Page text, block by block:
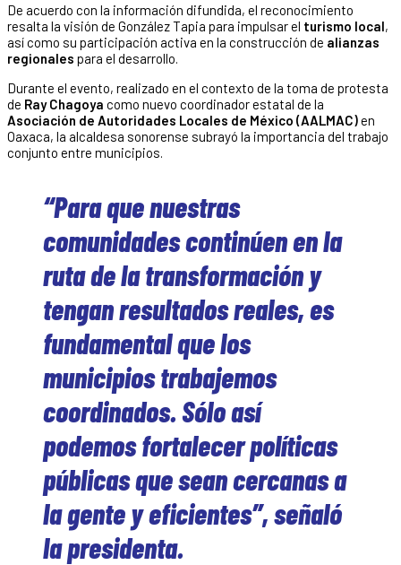
De acuerdo con la información difundida, el reconocimiento
resalta la visión de González Tapia para impulsar el turismo local,
así como su participación activa en la construcción de alianzas
regionales para el desarrollo.
Durante el evento, realizado en el contexto de la toma de protesta
de Ray Chagoya como nuevo coordinador estatal de la
Asociación de Autoridades Locales de México (AALMAC)en
Oaxaca, la alcaldesa sonorense subrayó la importancia del trabajo
conjunto entre municipios.
“Para que nuestras
comunidades continúen en la
ruta de la transformación y
tengan resultados reales, es
fundamental que los
municipios trabajemos
coordinados. Sólo así
podemos fortalecer políticas
públicas que sean cercanas a
la gente y eficientes”, señaló
la presidenta.